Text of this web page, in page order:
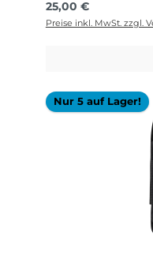
Regulärer Preis:
25,00 €
Preise inkl. MwSt. zzgl.
Nur 5 auf Lager!